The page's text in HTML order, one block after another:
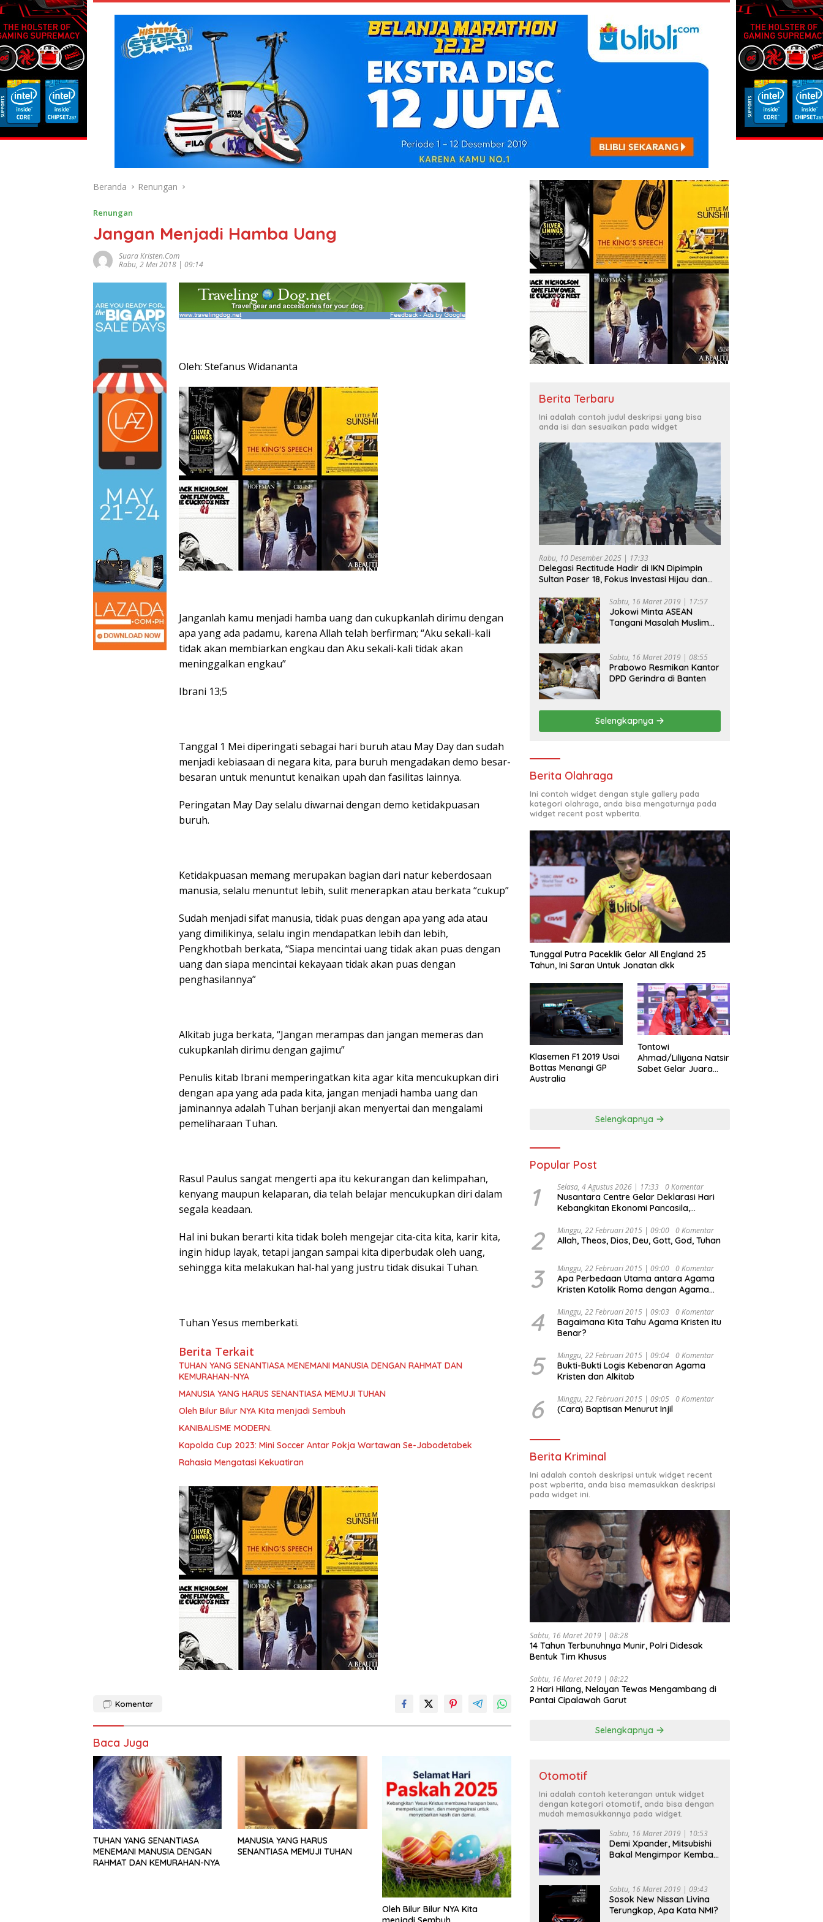
Beranda Renungan
Renungan
Jangan Menjadi Hamba Uang
Suara Kristen.com
Rabu, 2 Mei 2018 | 09:14
Oleh: Stefanus Widananta
Janganlah kamu menjadi hamba uang dan cukupkanlah dirimu dengan
apa yang ada padamu, karena Allah telah berfirman; “Aku sekali-kali
tidak akan membiarkan engkau dan Aku sekali-kali tidak akan
meninggalkan engkau”
Ibrani 13;5
Tanggal 1 Mei diperingati sebagai hari buruh atau May Day dan sudah
menjadi kebiasaan di negara kita, para buruh mengadakan demo besar-
besaran untuk menuntut kenaikan upah dan fasilitas lainnya.
Peringatan May Day selalu diwarnai dengan demo ketidakpuasan
buruh.
Ketidakpuasan memang merupakan bagian dari natur keberdosaan
manusia, selalu menuntut lebih, sulit menerapkan atau berkata “cukup”
Sudah menjadi sifat manusia, tidak puas dengan apa yang ada atau
yang dimilikinya, selalu ingin mendapatkan lebih dan lebih,
Pengkhotbah berkata, “Siapa mencintai uang tidak akan puas dengan
uang dan siapa mencintai kekayaan tidak akan puas dengan
penghasilannya”
Alkitab juga berkata, “Jangan merampas dan jangan memeras dan
cukupkanlah dirimu dengan gajimu”
Penulis kitab Ibrani memperingatkan kita agar kita mencukupkan diri
dengan apa yang ada pada kita, jangan menjadi hamba uang dan
jaminannya adalah Tuhan berjanji akan menyertai dan mengalami
pemeliharaan Tuhan.
Rasul Paulus sangat mengerti apa itu kekurangan dan kelimpahan,
kenyang maupun kelaparan, dia telah belajar mencukupkan diri dalam
segala keadaan.
Hal ini bukan berarti kita tidak boleh mengejar cita-cita kita, karir kita,
ingin hidup layak, tetapi jangan sampai kita diperbudak oleh uang,
sehingga kita melakukan hal-hal yang justru tidak disukai Tuhan.
Tuhan Yesus memberkati.
Berita Terkait
TUHAN YANG SENANTIASA MENEMANI MANUSIA DENGAN RAHMAT DAN
KEMURAHAN-NYA
MANUSIA YANG HARUS SENANTIASA MEMUJI TUHAN
Oleh Bilur Bilur NYA Kita menjadi Sembuh
KANIBALISME MODERN.
Kapolda Cup 2023: Mini Soccer Antar Pokja Wartawan Se-Jabodetabek
Rahasia Mengatasi Kekuatiran
Komentar
Baca Juga
TUHAN YANG SENANTIASA
MENEMANI MANUSIA DENGAN
RAHMAT DAN KEMURAHAN-NYA
MANUSIA YANG HARUS
SENANTIASA MEMUJI TUHAN
Oleh Bilur Bilur NYA Kita
Berita Terbaru
Ini adalah contoh judul deskripsi yang bisa
anda isi dan sesuaikan pada widget
Rabu, 10 Desember 2025 | 17:33
Delegasi Rectitude Hadir di IKN Dipimpin
Sultan Paser 18, Fokus Investasi Hijau dan
Sabtu, 16 Maret 2019 | 17:57
Jokowi Minta ASEAN
Tangani Masalah Muslim
Sabtu, 16 Maret 2019 | 08:55
Prabowo Resmikan Kantor
DPD Gerindra di Banten
Selengkapnya
Berita Olahraga
Ini contoh widget dengan style gallery pada
kategori olahraga, anda bisa mengaturnya pada
widget recent post wpberita.
Tunggal Putra Paceklik Gelar All England 25
Tahun, Ini Saran Untuk Jonatan dkk
Klasemen F1 2019 Usai
Bottas Menangi GP
Australia
Tontowi
Ahmad/Liliyana Natsir
Sabet Gelar Juara
Selengkapnya
Popular Post
1 Selasa, 4 Agustus 2026 | 17:33 0 Komentar
Nusantara Centre Gelar Deklarasi Hari
Kebangkitan Ekonomi Pancasila,
Djojohadikusumo Anti Penjajahan
(Pergolakan Ekonomi Politik Indonesia) &
Undang Perekonomian Nasional dan
Kesejahteraan Sosial dalam Menata
Bangsa Menuju Indonesia Emas 2045”,
2 Minggu, 22 Februari 2015 | 09:00 0 Komentar
Allah, Theos, Dios, Deu, Gott, God, Tuhan
3 Minggu, 22 Februari 2015 | 09:00 0 Komentar
Apa Perbedaan Utama antara Agama
Kristen Katolik Roma dengan Agama
4 Minggu, 22 Februari 2015 | 09:03 0 Komentar
Bagaimana Kita Tahu Agama Kristen itu
Benar?
5 Minggu, 22 Februari 2015 | 09:04 0 Komentar
Bukti-Bukti Logis Kebenaran Agama
Kristen dan Alkitab
6 Minggu, 22 Februari 2015 | 09:05 0 Komentar
(Cara) Baptisan Menurut Injil
Berita Kriminal
Ini adalah contoh deskripsi untuk widget recent
post wpberita, anda bisa memasukkan deskripsi
pada widget ini.
Sabtu, 16 Maret 2019 | 08:28
14 Tahun Terbunuhnya Munir, Polri Didesak
Bentuk Tim Khusus
Sabtu, 16 Maret 2019 | 08:22
2 Hari Hilang, Nelayan Tewas Mengambang di
Pantai Cipalawah Garut
Selengkapnya
Otomotif
Ini adalah contoh keterangan untuk widget
dengan kategori otomotif, anda bisa dengan
mudah memasukkannya pada widget.
Sabtu, 16 Maret 2019 | 10:53
Demi Xpander, Mitsubishi
Bakal Mengimpor Kembali
Sabtu, 16 Maret 2019 | 09:43
Sosok New Nissan Livina
Terungkap, Apa Kata NMI?